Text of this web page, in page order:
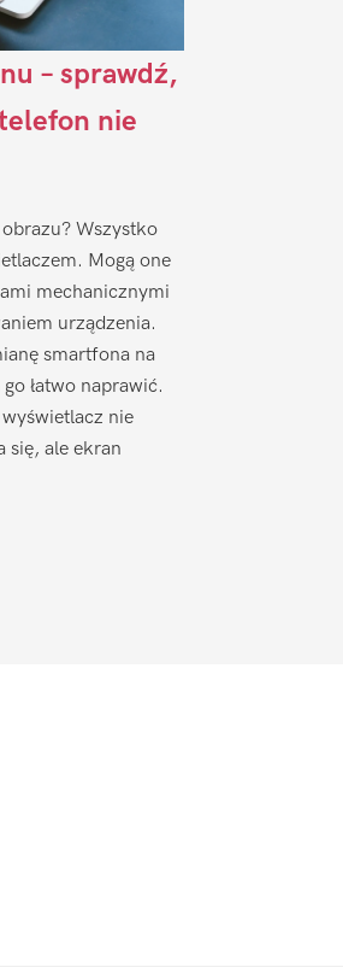
– sprawdź,
nie
Wszystko
Mogą one
mechanicznymi
urządzenia.
smartfona na
łatwo naprawić.
nie
się, ale ekran